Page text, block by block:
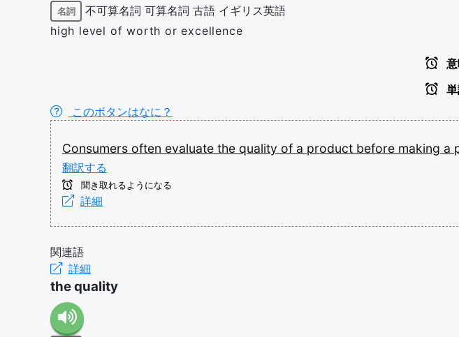
名詞 不可算名詞 可算名詞 古語 イギリス英語
high level of worth or excellence
このボタンはなに？
Consumers often evaluate the quality of a product before making a
翻訳する
聞き取れるようになる
詳細
関連語
詳細
the quality